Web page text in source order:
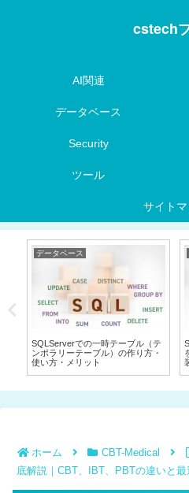
cstech
AI関連
データベース
Security
ツール
サイト
データベース
SQLServerでの一時テーブル（テ
ンポラリーテーブル）の作り方・
使い方・メリット
ホーム CBT-Medical
底解説｜CBT、IBT、PBTの違いと